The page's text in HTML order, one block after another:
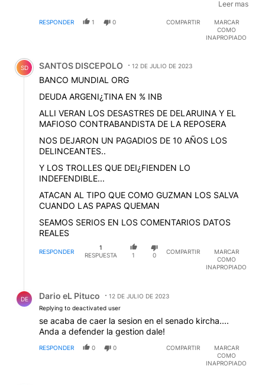
probablemente con un plan que sea imposible sin
depósitos y reprivatizando varias empresas estatales
(todas menos AA que es de La Cámpora). Si no gana
invertir en un país parado y arruinado por el
kirchnerismo. Hasta Xi Jin ping prefiere a Bullrich
con esposa inmanejable.
Leer mas
RESPONDER 1 0 COMPARTIR
MARCAR
COMO
INAPROPIADO
Comentario de SANTOS DISCEPOLO.
SD SANTOS DISCEPOLO 12 DE JULIO DE 2023
BANCO MUNDIAL ORG
DEUDA ARGENI¿TINA EN % INB
ALLI VERAN LOS DESASTRES DE DELARUINA Y EL
MAFIOSO CONTRABANDISTA DE LA REPOSERA
NOS DEJARON UN PAGADIOS DE 10 AÑOS LOS
DELINCEANTES..
Y LOS TROLLES QUE DEI¿FIENDEN LO
INDEFENDIBLE...
ATACAN AL TIPO QUE COMO GUZMAN LOS SALVA
CUANDO LAS PAPAS QUEMAN
SEAMOS SERIOS EN LOS COMENTARIOS DATOS
REALES
RESPONDER
1
RESPUESTA
1 0
COMPARTIR
MARCAR
COMO
INAPROPIADO
DE Dario eL Pituco
12 DE JULIO DE 2023
Replying to deactivated user
se acaba de caer la sesion en el senado kircha....
Anda a defender la gestion dale!
RESPONDER 0 0 COMPARTIR
MARCAR
COMO
INAPROPIADO